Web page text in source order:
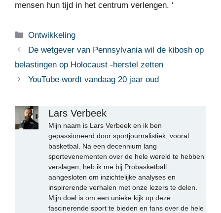
mensen hun tijd in het centrum verlengen. ‘
Categorieën
Ontwikkeling
De wetgever van Pennsylvania wil de kibosh op
belastingen op Holocaust -herstel zetten
YouTube wordt vandaag 20 jaar oud
Lars Verbeek
Mijn naam is Lars Verbeek en ik ben
gepassioneerd door sportjournalistiek, vooral
basketbal. Na een decennium lang
sportevenementen over de hele wereld te hebben
verslagen, heb ik me bij Probasketball
aangesloten om inzichtelijke analyses en
inspirerende verhalen met onze lezers te delen.
Mijn doel is om een unieke kijk op deze
fascinerende sport te bieden en fans over de hele